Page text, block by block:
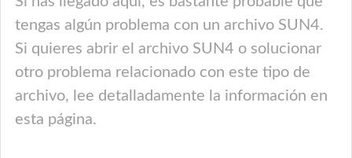
tengas algún problema con un archivo SUN4.
Si quieres abrir el archivo SUN4 o solucionar
otro problema relacionado con este tipo de
archivo, lee detalladamente la información en
esta página.